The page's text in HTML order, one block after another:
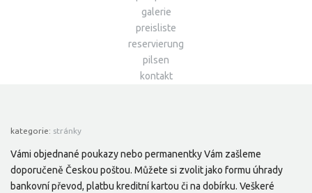
galerie
preisliste
reservierung
pilsen
kontakt
kategorie: stránky
Vámi objednané poukazy nebo permanentky Vám zašleme
doporučeně Českou poštou. Můžete si zvolit jako formu úhrady
bankovní převod, platbu kreditní kartou či na dobírku. Veškeré